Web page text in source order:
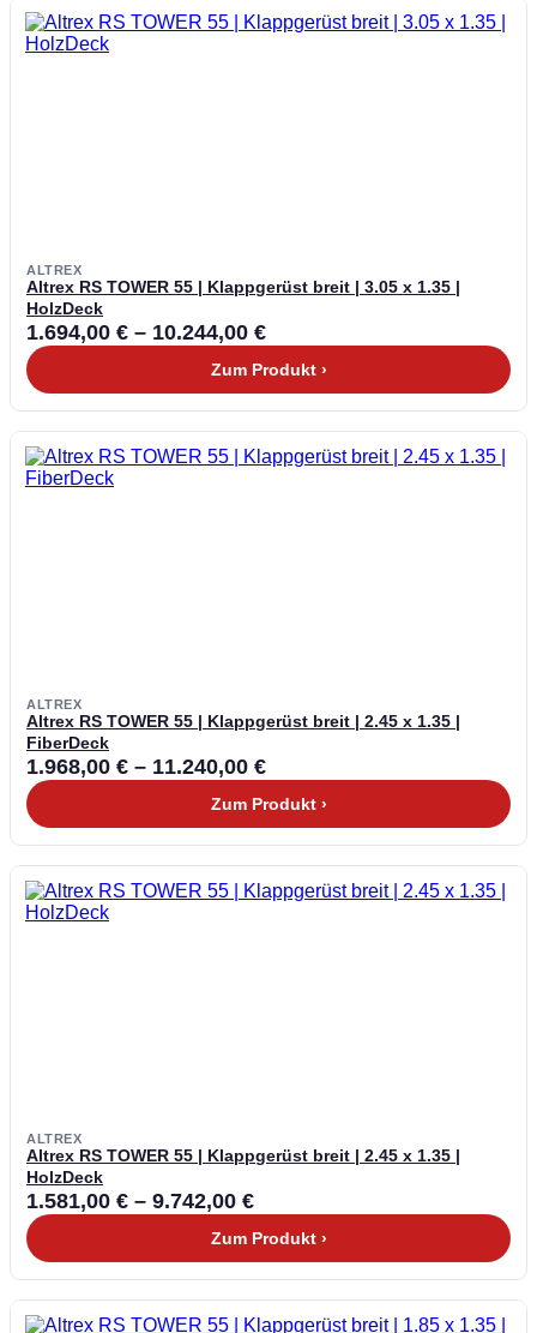
ALTREX
Altrex RS TOWER 55 | Klappgerüst breit | 3.05 x 1.35 |
HolzDeck
1.694,00 € – 10.244,00 €
Zum Produkt ›
ALTREX
Altrex RS TOWER 55 | Klappgerüst breit | 2.45 x 1.35 |
FiberDeck
1.968,00 € – 11.240,00 €
Zum Produkt ›
ALTREX
Altrex RS TOWER 55 | Klappgerüst breit | 2.45 x 1.35 |
HolzDeck
1.581,00 € – 9.742,00 €
Zum Produkt ›